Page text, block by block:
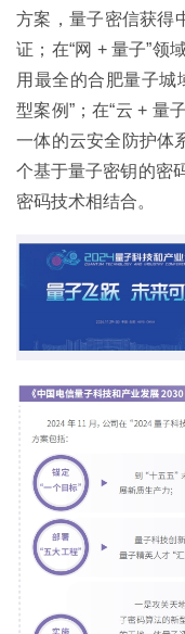
方案，量子密信获得
证；在“网 + 量子”领
用最全的合肥量子城
型案例”；在“云 + 量
一体的云安全防护体
个基于量子密钥的密
密码技术相结合。